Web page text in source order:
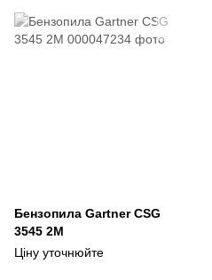
Бензопила Gartner CSG
3545 2М
Ціну уточнюйте